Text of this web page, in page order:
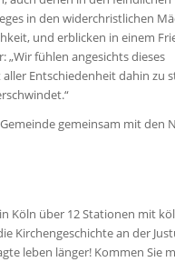
in den widerchristlichen
und erblicken in einem
fühlen angesichts dieses
Entschiedenheit dahin zu
gemeinsam mit den
Köln über 12 Stationen mit
Kirchengeschichte an der
leben länger! Kommen Sie